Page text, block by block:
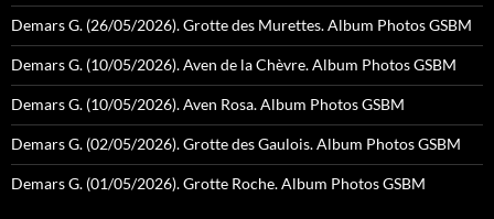
Demars G. (26/05/2026). Grotte des Murettes. Album Photos GSBM
Demars G. (10/05/2026). Aven de la Chèvre. Album Photos GSBM
Demars G. (10/05/2026). Aven Rosa. Album Photos GSBM
Demars G. (02/05/2026). Grotte des Gaulois. Album Photos GSBM
Demars G. (01/05/2026). Grotte Roche. Album Photos GSBM